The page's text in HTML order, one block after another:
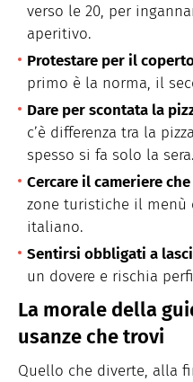
verso le 20, per
aperitivo.
Protestare per il
primo è la norma, il
Dare per scontata la
c’è differenza tra la
spesso si fa solo la sera.
Cercare il cameriere
zone turistiche il menù
italiano.
Sentirsi obbligati a
un dovere e rischia
La morale della
usanze che trovi
Quello che diverte, alla